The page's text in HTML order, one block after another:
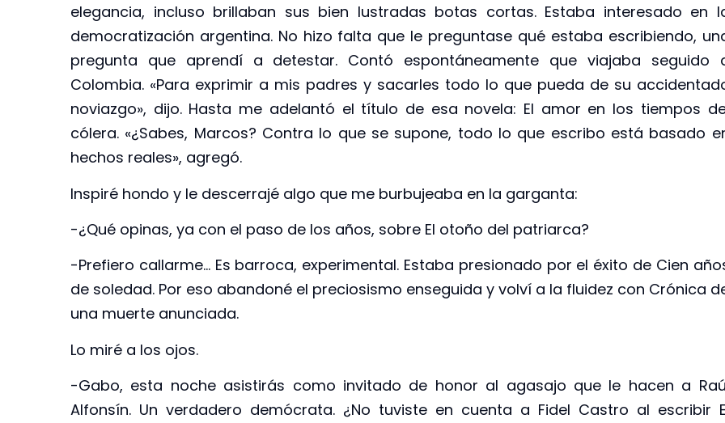
elegancia, incluso brillaban sus bien lustradas botas cortas. Estaba interesado en
democratización argentina. No hizo falta que le preguntase qué estaba escribiendo,
pregunta que aprendí a detestar. Contó espontáneamente que viajaba seguido
Colombia. «Para exprimir a mis padres y sacarles todo lo que pueda de su
noviazgo», dijo. Hasta me adelantó el título de esa novela: El amor en los tiempos
cólera. «¿Sabes, Marcos? Contra lo que se supone, todo lo que escribo está basado
hechos reales», agregó.
Inspiré hondo y le descerrajé algo que me burbujeaba en la garganta:
-¿Qué opinas, ya con el paso de los años, sobre El otoño del patriarca?
-Prefiero callarme… Es barroca, experimental. Estaba presionado por el éxito de Cien
de soledad. Por eso abandoné el preciosismo enseguida y volví a la fluidez con Crónica
una muerte anunciada.
Lo miré a los ojos.
-Gabo, esta noche asistirás como invitado de honor al agasajo que le hacen a
Alfonsín. Un verdadero demócrata. ¿No tuviste en cuenta a Fidel Castro al escribir